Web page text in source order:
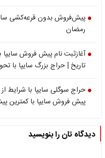
پیش‌فروش بدون قرعه‌کشی
رمضان
آغازثبت نام پیش فروش
تاریخ | حراج بزرگ سایپا با
حراج سوگلی سایپا با شرایط
پیش فروش سایپا با کمترین
دیدگاه تان را بنویسید